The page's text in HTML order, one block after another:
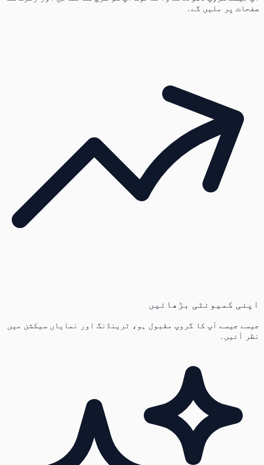
صفحات پر ملیں گے۔
اپنی کمیونٹی بڑھائیں
جیسے جیسے آپ کا گروپ مقبول ہو، ٹرینڈنگ اور نمایاں سیکشن میں
نظر آئیں۔